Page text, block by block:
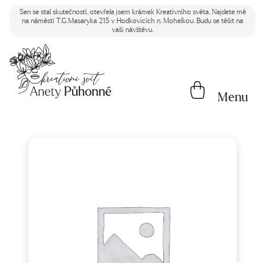
Sen se stal skutečností, otevřela jsem krámek Kreativního světa. Najdete mě
na náměstí T.G.Masaryka 215 v Hodkovicích n. Mohelkou. Budu se těšit na
vaši návštěvu.
Menu